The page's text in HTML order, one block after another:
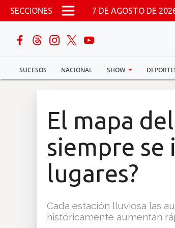
Pasar al contenido principal
SECCIONES 7 DE AGOSTO DE
SUCESOS NACIONAL SHOW
buscar
Sucesos
El mapa
siempre se
lugares?
Cada estación lluviosa las
históricamente aumentan